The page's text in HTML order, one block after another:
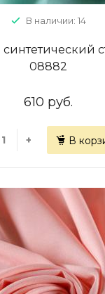
В наличии: 14
08882
610 руб.
+ В